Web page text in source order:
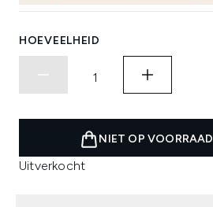
HOEVEELHEID
NIET OP VOORRAAD
Uitverkocht